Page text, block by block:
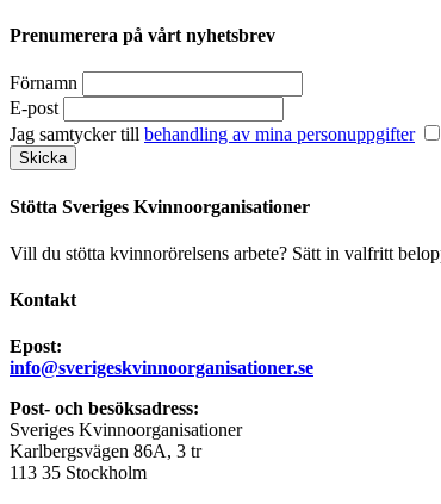
Prenumerera på vårt nyhetsbrev
Förnamn
E-post
Jag samtycker till behandling av mina personuppgifter
Stötta Sveriges Kvinnoorganisationer
Vill du stötta kvinnorörelsens arbete? Sätt in valfritt
Kontakt
Epost:
info@sverigeskvinnoorganisationer.se
Post- och besöksadress:
Sveriges Kvinnoorganisationer
Karlbergsvägen 86A, 3 tr
113 35 Stockholm